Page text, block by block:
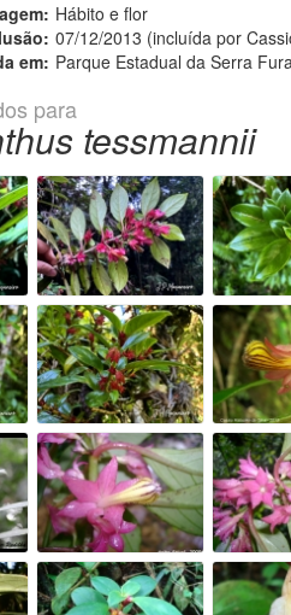
Hábito e flor
07/12/2013 (incluída por
em: Parque Estadual da Serra
para
tessmannii